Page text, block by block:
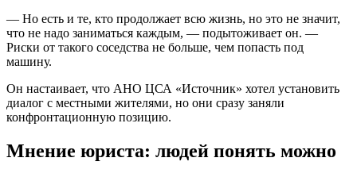
— Но есть и те, кто продолжает всю жизнь, но это не значит,
что не надо заниматься каждым, — подытоживает он. —
Риски от такого соседства не больше, чем попасть под
машину.
Он настаивает, что АНО ЦСА «Источник» хотел установить
диалог с местными жителями, но они сразу заняли
конфронтационную позицию.
Мнение юриста: людей понять можно